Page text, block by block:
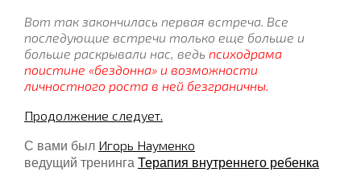
Вот так закончилась первая встреча. Все
последующие встречи только еще больше и
больше раскрывали нас, ведь психодрама
поистине «бездонна» и возможности
личностного роста в ней безграничны.
Продолжение следует.
С вами был Игорь Науменко
ведущий тренинга Терапия внутреннего ребенка